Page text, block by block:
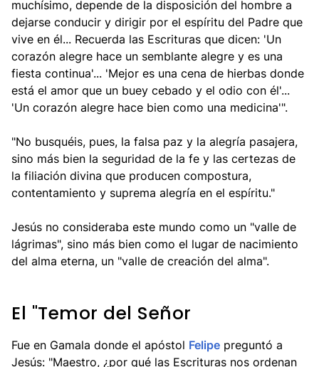
muchísimo, depende de la disposición del hombre a
dejarse conducir y dirigir por el espíritu del Padre que
vive en él... Recuerda las Escrituras que dicen: 'Un
corazón alegre hace un semblante alegre y es una
fiesta continua'... 'Mejor es una cena de hierbas donde
está el amor que un buey cebado y el odio con él'...
'Un corazón alegre hace bien como una medicina'".
"No busquéis, pues, la falsa paz y la alegría pasajera,
sino más bien la seguridad de la fe y las certezas de
la filiación divina que producen compostura,
contentamiento y suprema alegría en el espíritu."
Jesús no consideraba este mundo como un "valle de
lágrimas", sino más bien como el lugar de nacimiento
del alma eterna, un "valle de creación del alma".
El "Temor del Señor
Fue en Gamala donde el apóstol Felipe preguntó a
Jesús: "Maestro, ¿por qué las Escrituras nos ordenan